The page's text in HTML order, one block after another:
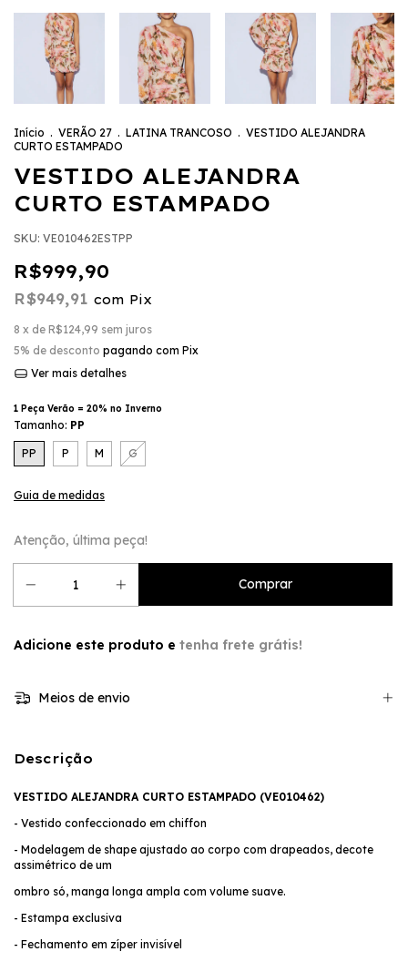
Início . VERÃO 27 . LATINA TRANCOSO . VESTIDO ALEJANDRA
CURTO ESTAMPADO
VESTIDO ALEJANDRA
CURTO ESTAMPADO
SKU: VE010462ESTPP
R$999,90
R$949,91 com Pix
8 x de R$124,99 sem juros
5% de desconto pagando com Pix
Ver mais detalhes
1 Peça Verão = 20% no Inverno
Tamanho: PP
PP P M G
Guia de medidas
Atenção, última peça!
Adicione este produto e tenha frete grátis!
Meios de envio
Descrição
VESTIDO ALEJANDRA CURTO ESTAMPADO (VE010462)
- Vestido confeccionado em chiffon
- Modelagem de shape ajustado ao corpo com drapeados, decote
assimétrico de um
ombro só, manga longa ampla com volume suave.
- Estampa exclusiva
- Fechamento em zíper invisível